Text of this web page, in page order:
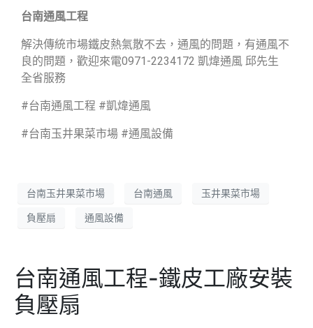
台南通風工程
解決傳統市場鐵皮熱氣散不去，通風的問題，有通風不
良的問題，歡迎來電0971-2234172 凱煒通風 邱先生
全省服務
#台南通風工程 #凱煒通風
#台南玉井果菜市場 #通風設備
台南玉井果菜市場 台南通風 玉井果菜市場
負壓扇 通風設備
台南通風工程-鐵皮工廠安裝
負壓扇